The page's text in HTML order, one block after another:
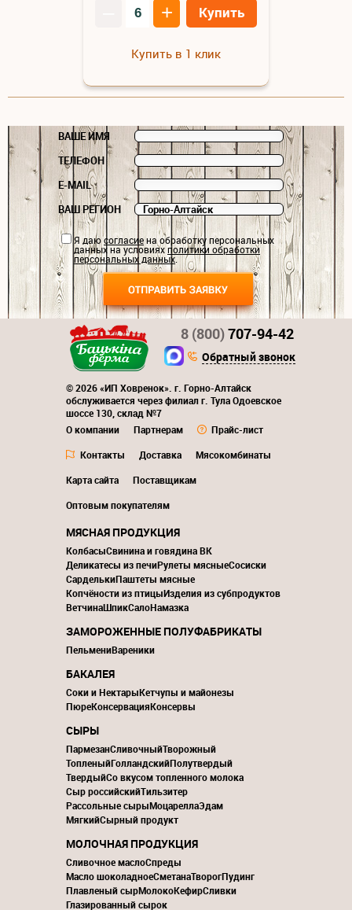
+ Купить
Купить в 1 клик
ВАШЕ ИМЯ
ТЕЛЕФОН
E-MAIL
ВАШ РЕГИОН
Я даюсогласиена обработку персональных
данных на условияхполитики обработки
персональных данных.
© 2026 «ИП Ховренок». г. Горно-Алтайск
обслуживается через филиал г. Тула Одоевское
шоссе 130, склад №7
О компании
Партнерам
Прайс-лист
Контакты
Доставка
Мясокомбинаты
Карта сайта
Поставщикам
Оптовым покупателям
8 (800)707-94-42
Обратный звонок
МЯСНАЯ ПРОДУКЦИЯ
КолбасыСвинина и говядина ВК
Деликатесы из печиРулеты мясныеСосиски
СарделькиПаштеты мясные
Копчёности из птицыИзделия из субпродуктов
ВетчинаШпикСалоНамазка
ЗАМОРОЖЕННЫЕ ПОЛУФАБРИКАТЫ
ПельмениВареники
БАКАЛЕЯ
Соки и НектарыКетчупы и майонезы
ПюреКонсервацияКонсервы
СЫРЫ
ПармезанСливочныйТворожный
ТопленыйГолландскийПолутвердый
ТвердыйСо вкусом топленного молока
Сыр российскийТильзитер
Рассольные сырыМоцареллаЭдам
МягкийСырный продукт
МОЛОЧНАЯ ПРОДУКЦИЯ
Сливочное маслоСпреды
Масло шоколадноеСметанаТворогПудинг
Плавленый сырМолокоКефирСливки
Глазированный сырок